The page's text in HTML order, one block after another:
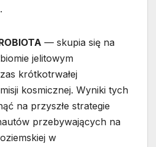
— skupia się na
jelitowym
krótkotrwałej
kosmicznej. Wyniki tych
na przyszłe strategie
przebywających na
w